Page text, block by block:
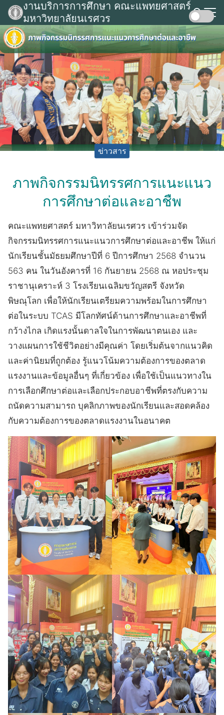
Skip
content
งานบริการการศึกษา คณะแพทยศาสตร์
มหาวิทยาลัยนเรศวร
Search
for:
ข่าวสาร
ภาพกิจกรรมนิทรรศการแนะแนว
การศึกษาต่อและอาชืพ
คณะแพทยศาสตร์ มหาวิทาลัยนเรศวร เข้าร่วมจัด
กิจกรรมนิทรรศการแนะแนวการศึกษาต่อและอาชีพ ให้แก่
นักเรียนชั้นมัธยมศึกษาปีที่ 6 ปีการศึกษา 2568 จำนวน
563 คน ในวันอังคารที่ 16 กันยายน 2568 ณ หอประชุม
ราชานุเคราะห์ 3 โรงเรียนเฉลิมขวัญสตรี จังหวัด
พิษณุโลก เพื่อให้นักเรียนเตรียมความพร้อมในการศึกษา
ต่อในระบบ TCAS มีโลกทัศน์ด้านการศึกษาและอาชีพที่
กว้างไกล เกิดแรงนั้นดาลใจในการพัฒนาตนเอง และ
วางแผนการใช้ชีวิตอย่างมีคุณค่า โดยเริ่มต้นจากแนวคิด
และค่านิยมที่ถูกต้อง รู้แนวโน้มความต้องการของตลาด
แรงงานและข้อมูลอื่นๆ ที่เกี่ยวข้อง เพื่อใช้เป็นแนวทางใน
การเลือกศึกษาต่อและเลือกประกอบอาชีพที่ตรงกับความ
ถนัดความสามารถ บุคลิกภาพของนักเรียนและสอดคล้อง
กับความต้องการของตลาดแรงงานในอนาคต